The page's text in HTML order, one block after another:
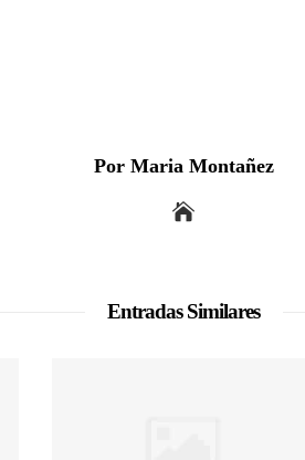
Por Maria Montañez
Entradas Similares